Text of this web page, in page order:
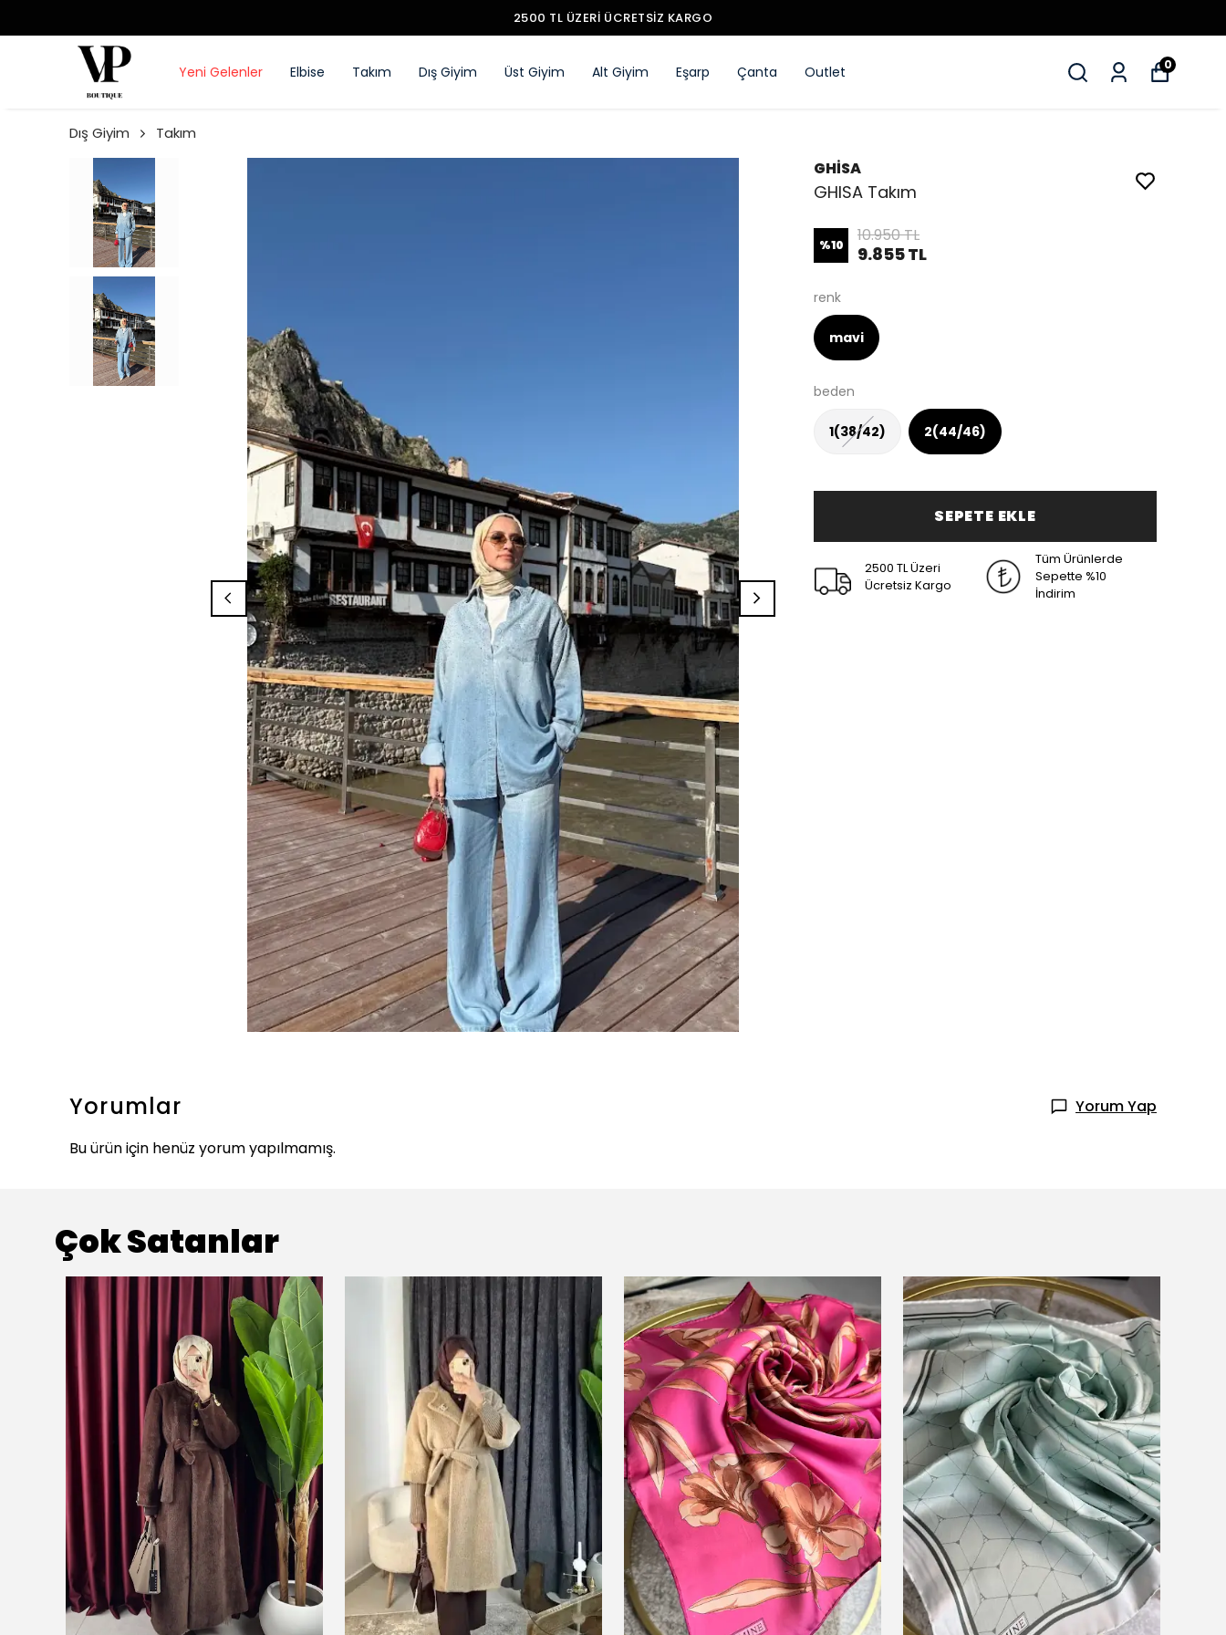
2500 TL ÜZERI ÜCRETSIZ KARGO
Yeni Gelenler Elbise Takım Dış Giyim Üst Giyim Alt Giyim Eşarp Çanta Outlet 0
Dış Giyim Takım
GHİSA
GHISA Takım
%10 10.950 TL
9.855 TL
renk
mavi
beden
1(38/42) 2(44/46)
SEPETE EKLE
2500 TL Üzeri
Ücretsiz Kargo
Tüm Ürünlerde
Sepette %10
İndirim
Yorumlar
Yorum Yap
Bu ürün için henüz yorum yapılmamış.
Çok Satanlar